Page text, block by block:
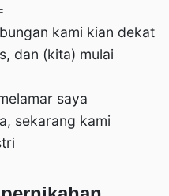
kami kian dekat
dan (kita) mulai
saya
sekarang kami